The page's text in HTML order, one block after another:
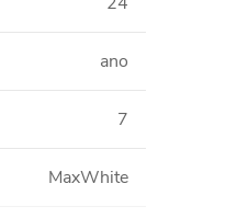
ano
7
MaxWhite